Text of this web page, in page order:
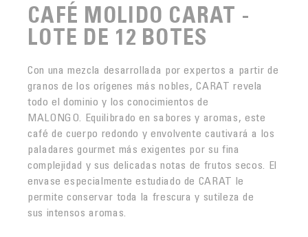
CAFÉ MOLIDO CARAT -
LOTE DE 12 BOTES
Con una mezcla desarrollada por expertos a partir de
granos de los orígenes más nobles, CARAT revela
todo el dominio y los conocimientos de
MALONGO. Equilibrado en sabores y aromas, este
café de cuerpo redondo y envolvente cautivará a los
paladares gourmet más exigentes por su fina
complejidad y sus delicadas notas de frutos secos. El
envase especialmente estudiado de CARAT le
permite conservar toda la frescura y sutileza de
sus intensos aromas.